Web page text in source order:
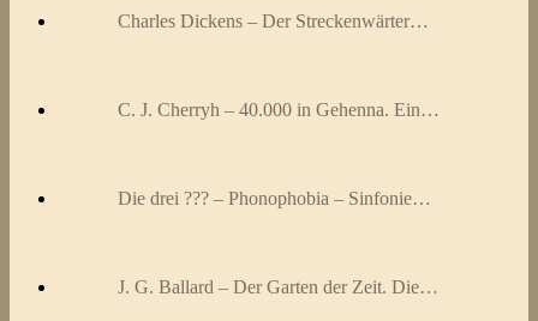
Charles Dickens – Der Streckenwärter…
C. J. Cherryh – 40.000 in Gehenna. Ein…
Die drei ??? – Phonophobia – Sinfonie…
J. G. Ballard – Der Garten der Zeit. Die…